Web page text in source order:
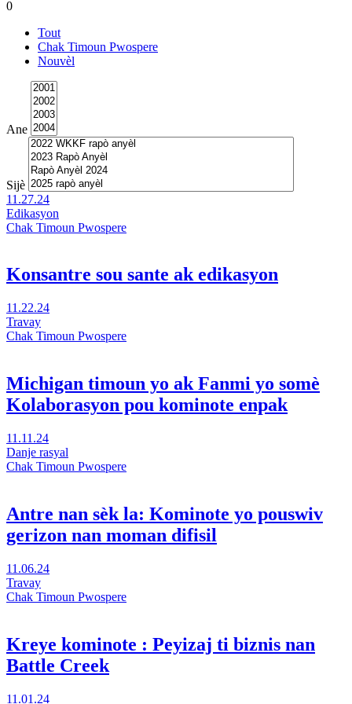
fenèt.
a:
Chak
Timoun
Pwospere
Chicago
0
Tout
Chak Timoun Pwospere
Nouvèl
Ane
Sijè
11.27.24
Edikasyon
Chak Timoun Pwospere
Konsantre sou sante ak edikasyon
Vizite
Konsantre
sou
edikasyon
nan
yon
fenèt
11.22.24
Travay
Chak Timoun Pwospere
Michigan timoun yo ak Fanmi yo somè
Kolaborasyon pou kominote enpak
Vizite
Michigan
timoun
Fanmi
yo
somè
pou
kominote
enpak
nan
nouvo
fenèt
11.11.24
Danje rasyal
Chak Timoun Pwospere
Antre nan sèk la: Kominote yo pouswiv
gerizon nan moman difisil
Vizite
Antre
nan
Kominote
yo
pouswiv
nan
11.06.24
Travay
Chak Timoun Pwospere
Kreye kominote : Peyizaj ti biznis nan
Battle Creek
Vizite
11.01.24